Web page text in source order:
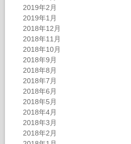
2019年2月
2019年1月
2018年12月
2018年11月
2018年10月
2018年9月
2018年8月
2018年7月
2018年6月
2018年5月
2018年4月
2018年3月
2018年2月